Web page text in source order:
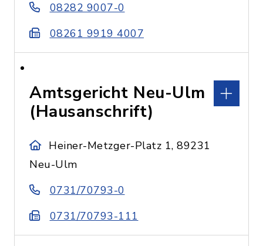
08282 9007-0
08261 9919 4007
Amtsgericht Neu-Ulm
(Hausanschrift)
Heiner-Metzger-Platz 1, 89231
Neu-Ulm
0731/70793-0
0731/70793-111